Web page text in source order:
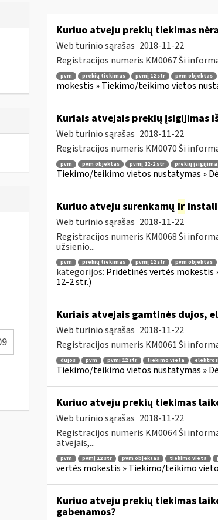
Kuriuo atveju prekių tiekimas
Web turinio sąrašas 2018-11-22
Registracijos numeris KM0067 Ši
pvm prekių tiekimas pvmį 12 str pvm objektas
mokestis » Tiekimo/teikimo vietos
Kuriais atvejais prekių įsigijimas
Web turinio sąrašas 2018-11-22
Registracijos numeris KM0070 Ši
pvm pvm objektas pvmį 12-2 str prekių
Tiekimo/teikimo vietos nustatymas »
Kuriuo atveju surenkamų ir
Web turinio sąrašas 2018-11-22
Registracijos numeris KM0068 Ši
užsienio...
pvm prekių tiekimas pvmį 12 str pvm objektas
kategorijos: Pridėtinės vertės
12-2 str.)
Kuriais atvejais gamtinės dujos,
Web turinio sąrašas 2018-11-22
Registracijos numeris KM0061 Ši
dujos pvm pvmį 12 str tiekimo vieta
Tiekimo/teikimo vietos nustatymas »
Kuriuo atveju prekių tiekimas
Web turinio sąrašas 2018-11-22
Registracijos numeris KM0064 Ši
atvejais,...
pvm pvmį 12 str pvm objektas tiekimo vieta
vertės mokestis » Tiekimo/teikimo
Kuriuo atveju prekių tiekimas
gabenamos?